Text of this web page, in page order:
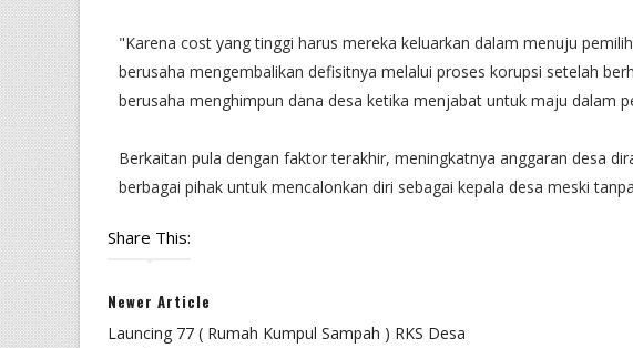
"Karena cost yang tinggi harus mereka keluarkan dalam menuju
berusaha mengembalikan defisitnya melalui proses korupsi setelah
berusaha menghimpun dana desa ketika menjabat untuk maju dalam
Berkaitan pula dengan faktor terakhir, meningkatnya anggaran desa
berbagai pihak untuk mencalonkan diri sebagai kepala desa meski
Share This:
Newer Article
Launcing 77 ( Rumah Kumpul Sampah ) RKS Desa